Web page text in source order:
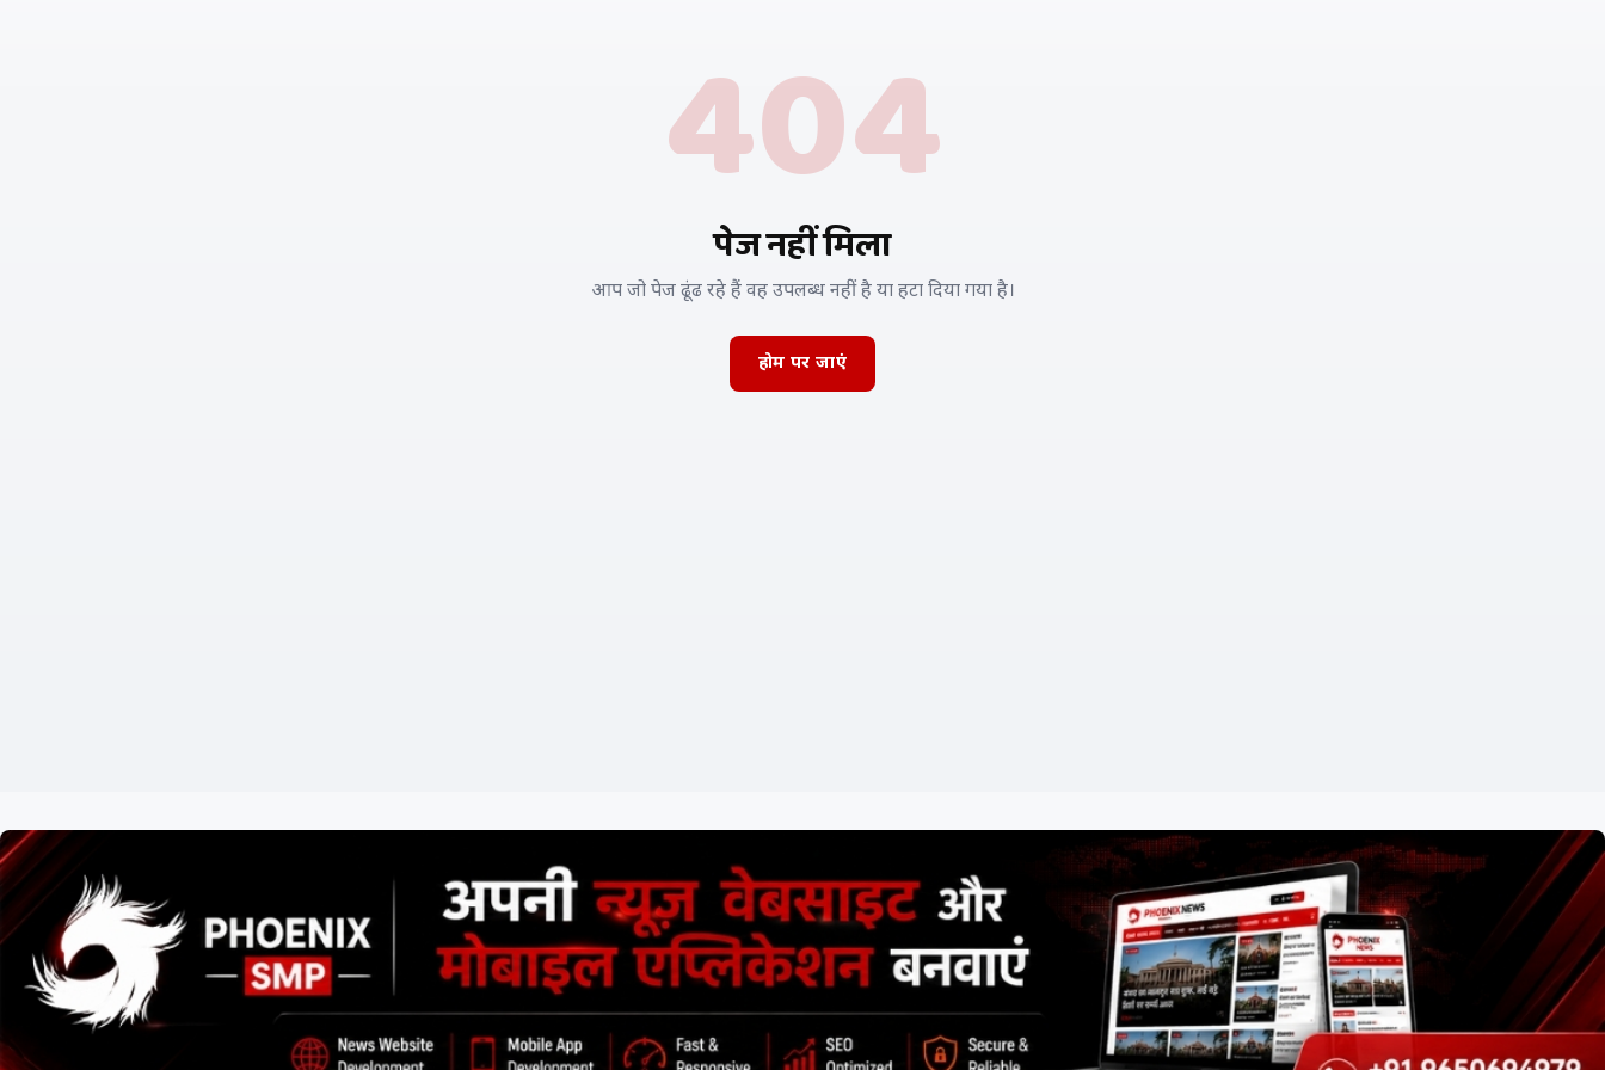
404
पेज नहीं मिला
आप जो पेज ढूंढ रहे हैं वह उपलब्ध नहीं है या हटा दिया गया है।
होम पर जाएं